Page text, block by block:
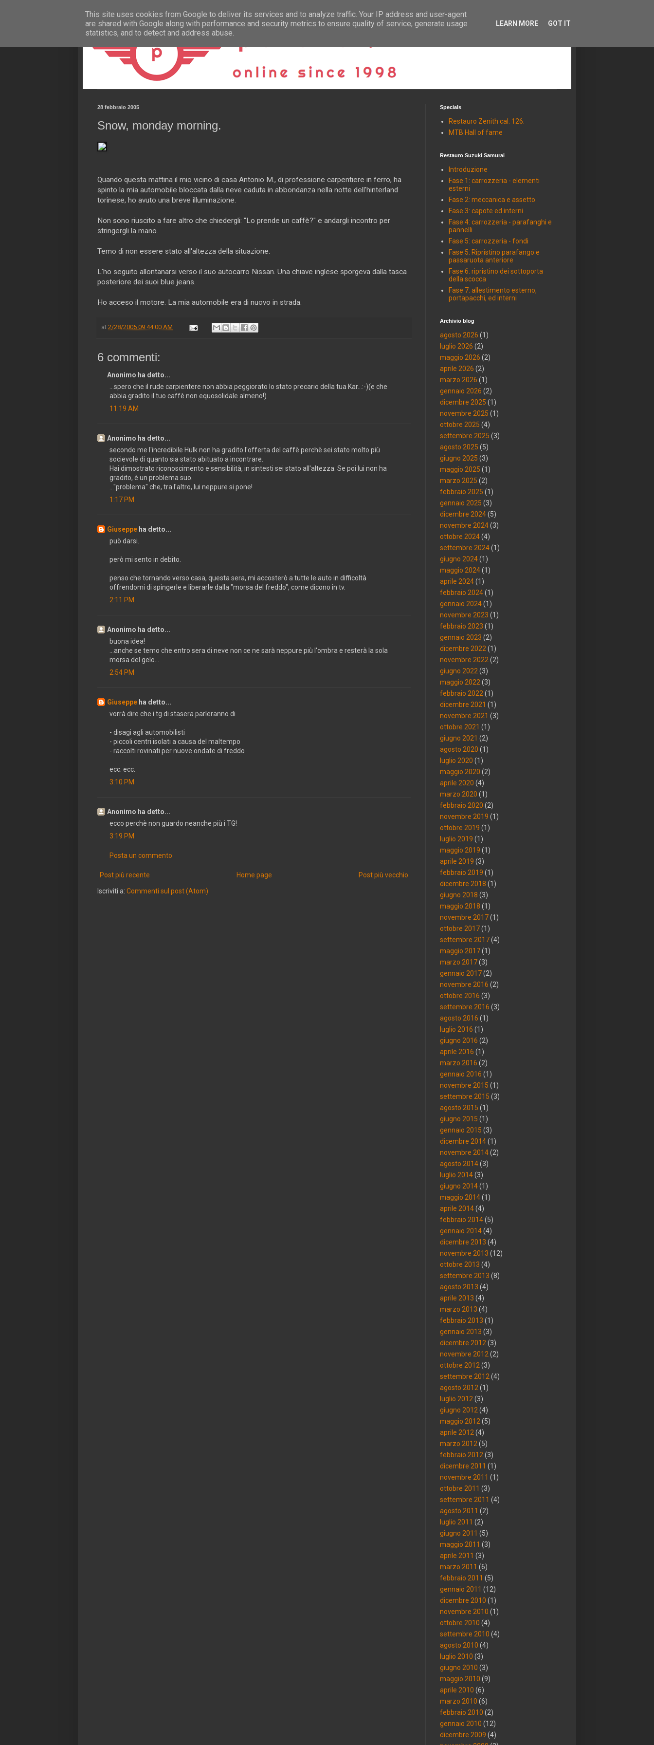
28 febbraio 2005
Snow, monday morning.
Quando questa mattina il mio vicino di casa Antonio M., di professione carpentiere in ferro, ha
spinto la mia automobile bloccata dalla neve caduta in abbondanza nella notte dell'hinterland
torinese, ho avuto una breve illuminazione.
Non sono riuscito a fare altro che chiedergli: "Lo prende un caffè?" e andargli incontro per
stringergli la mano.
Temo di non essere stato all'altezza della situazione.
L'ho seguito allontanarsi verso il suo autocarro Nissan. Una chiave inglese sporgeva dalla tasca
posteriore dei suoi blue jeans.
Ho acceso il motore. La mia automobile era di nuovo in strada.
at 2/28/2005 09:44:00 AM
6 commenti:
Anonimo ha detto...
...spero che il rude carpientere non abbia peggiorato lo stato precario della tua Kar...:-)(e che
abbia gradito il tuo caffè non equosolidale almeno!)
11:19 AM
Anonimo ha detto...
secondo me l'incredibile Hulk non ha gradito l'offerta del caffè perchè sei stato molto più
socievole di quanto sia stato abituato a incontrare.
Hai dimostrato riconoscimento e sensibilità, in sintesti sei stato all'altezza. Se poi lui non ha
gradito, è un problema suo.
..."problema" che, tra l'altro, lui neppure si pone!
1:17 PM
Giuseppe ha detto...
può darsi.
però mi sento in debito.
penso che tornando verso casa, questa sera, mi accosterò a tutte le auto in difficoltà
offrendomi di spingerle e liberarle dalla "morsa del freddo", come dicono in tv.
2:11 PM
Anonimo ha detto...
buona idea!
...anche se temo che entro sera di neve non ce ne sarà neppure più l'ombra e resterà la sola
morsa del gelo...
2:54 PM
Giuseppe ha detto...
vorrà dire che i tg di stasera parleranno di
- disagi agli automobilisti
- piccoli centri isolati a causa del maltempo
- raccolti rovinati per nuove ondate di freddo
ecc. ecc.
3:10 PM
Anonimo ha detto...
ecco perchè non guardo neanche più i TG!
3:19 PM
Posta un commento
Post più recente Post più vecchio
Home page
Iscriviti a: Commenti sul post (Atom)
Specials
Restauro Zenith cal. 126.
MTB Hall of fame
Restauro Suzuki Samurai
Introduzione
Fase 1: carrozzeria - elementi
esterni
Fase 2: meccanica e assetto
Fase 3: capote ed interni
Fase 4: carrozzeria - parafanghi e
pannelli
Fase 5: carrozzeria - fondi
Fase 5: Ripristino parafango e
passaruota anteriore
Fase 6: ripristino dei sottoporta
della scocca
Fase 7: allestimento esterno,
portapacchi, ed interni
Archivio blog
agosto 2026 (1)
luglio 2026 (2)
maggio 2026 (2)
aprile 2026 (2)
marzo 2026 (1)
gennaio 2026 (2)
dicembre 2025 (1)
novembre 2025 (1)
ottobre 2025 (4)
settembre 2025 (3)
agosto 2025 (5)
giugno 2025 (3)
maggio 2025 (1)
marzo 2025 (2)
febbraio 2025 (1)
gennaio 2025 (3)
dicembre 2024(5)
novembre 2024(3)
ottobre 2024(4)
settembre 2024(1)
giugno 2024(1)
maggio 2024(1)
aprile 2024(1)
febbraio 2024(1)
gennaio 2024(1)
novembre 2023 (1)
febbraio 2023 (1)
gennaio 2023 (2)
dicembre 2022 (1)
novembre 2022 (2)
giugno 2022 (3)
maggio 2022 (3)
febbraio 2022 (1)
dicembre 2021 (1)
novembre 2021 (3)
ottobre 2021 (1)
giugno 2021 (2)
agosto 2020 (1)
luglio 2020 (1)
maggio 2020 (2)
aprile 2020 (4)
marzo 2020 (1)
febbraio 2020 (2)
novembre 2019 (1)
ottobre 2019 (1)
luglio 2019 (1)
maggio 2019 (1)
aprile 2019 (3)
febbraio 2019 (1)
dicembre 2018 (1)
giugno 2018 (3)
maggio 2018 (1)
novembre 2017(1)
ottobre 2017(1)
settembre 2017(4)
maggio 2017(1)
marzo 2017(3)
gennaio 2017(2)
novembre 2016 (2)
ottobre 2016 (3)
settembre 2016 (3)
agosto 2016 (1)
luglio 2016 (1)
giugno 2016 (2)
aprile 2016 (1)
marzo 2016 (2)
gennaio 2016 (1)
novembre 2015 (1)
settembre 2015 (3)
agosto 2015 (1)
giugno 2015 (1)
gennaio 2015 (3)
dicembre 2014(1)
novembre 2014(2)
agosto 2014(3)
luglio 2014(3)
giugno 2014(1)
maggio 2014(1)
aprile 2014(4)
febbraio 2014(5)
gennaio 2014(4)
dicembre 2013 (4)
novembre 2013 (12)
ottobre 2013 (4)
settembre 2013 (8)
agosto 2013 (4)
aprile 2013 (4)
marzo 2013 (4)
febbraio 2013 (1)
gennaio 2013 (3)
dicembre 2012 (3)
novembre 2012 (2)
ottobre 2012 (3)
settembre 2012 (4)
agosto 2012 (1)
luglio 2012 (3)
giugno 2012 (4)
maggio 2012 (5)
aprile 2012 (4)
marzo 2012 (5)
febbraio 2012 (3)
dicembre 2011 (1)
novembre 2011 (1)
ottobre 2011 (3)
settembre 2011 (4)
agosto 2011 (2)
luglio 2011 (2)
giugno 2011 (5)
maggio 2011 (3)
aprile 2011 (3)
marzo 2011 (6)
febbraio 2011 (5)
gennaio 2011 (12)
dicembre 2010 (1)
novembre 2010 (1)
ottobre 2010 (4)
settembre 2010 (4)
agosto 2010 (4)
luglio 2010 (3)
giugno 2010 (3)
maggio 2010 (9)
aprile 2010 (6)
marzo 2010 (6)
febbraio 2010 (2)
gennaio 2010 (12)
dicembre 2009 (4)
This site uses cookies from Google to deliver its services and to analyze traffic. Your IP address and user-agent
are shared with Google along with performance and security metrics to ensure quality of service, generate usage
statistics, and to detect and address abuse.
LEARN MORE GOT IT